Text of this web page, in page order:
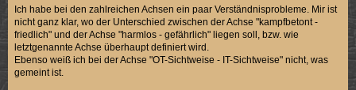
Ich habe bei den zahlreichen Achsen ein paar Verständnisprobleme. Mir ist
nicht ganz klar, wo der Unterschied zwischen der Achse "kampfbetont -
friedlich" und der Achse "harmlos - gefährlich" liegen soll, bzw. wie
letztgenannte Achse überhaupt definiert wird.
Ebenso weiß ich bei der Achse "OT-Sichtweise - IT-Sichtweise" nicht, was
gemeint ist.